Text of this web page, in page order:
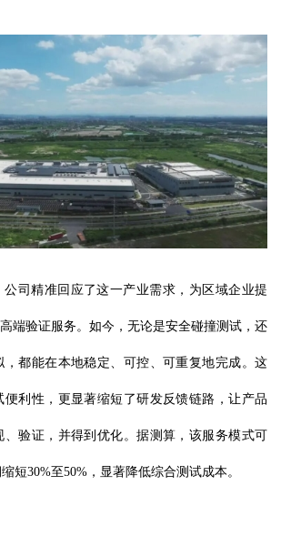
公司精准回应了这一产业需求，为区域企业提
端验证服务。如今，无论是安全碰撞测试，还
，都能在本地稳定、可控、可重复地完成。这
便利性，更显著缩短了研发反馈链路，让产品
、验证，并得到优化。据测算，该服务模式可
短30%至50%，显著降低综合测试成本。